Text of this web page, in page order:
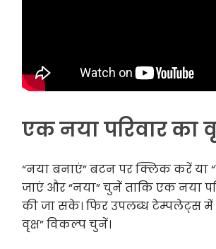
एक नया परिवार का
“नया बनाएं” बटन पर क्लिक करें या
जाएं और “नया” चुनें ताकि एक नया
की जा सके। फिर उपलब्ध टेम्पलेट्स में
वृक्ष” विकल्प चुनें।